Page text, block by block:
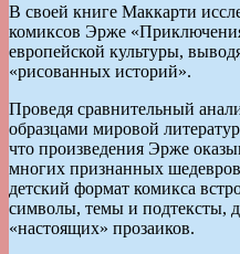
В своей книге Маккарти
комиксов Эрже
европейской культуры,
«рисованных историй».
Проведя сравнительный
образцами мировой
что произведения Эрже
многих признанных
детский формат комикса
символы, темы и подтексты,
«настоящих» прозаиков.